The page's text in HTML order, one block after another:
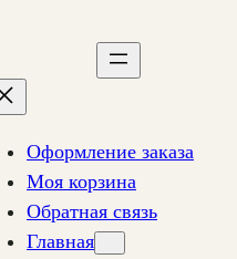
Оформление заказа
Моя корзина
Обратная связь
Главная